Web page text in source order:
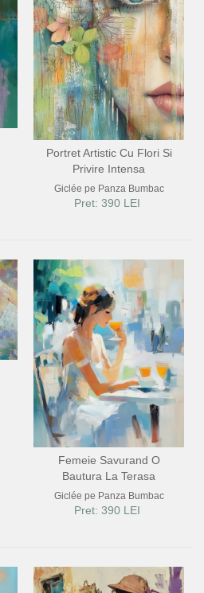
Portret Artistic Cu Flori Si
Privire Intensa
Giclée pe Panza Bumbac
Pret: 390 LEI
Femeie Savurand O
Bautura La Terasa
Giclée pe Panza Bumbac
Pret: 390 LEI